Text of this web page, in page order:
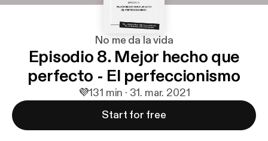
No me da la vida
Episodio 8. Mejor hecho que
perfecto - El perfeccionismo
💜131 min · 31. mar. 2021
Start for free